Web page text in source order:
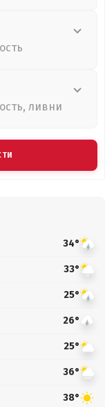
ливни
34°
33°
25°
26°
25°
36°
38°